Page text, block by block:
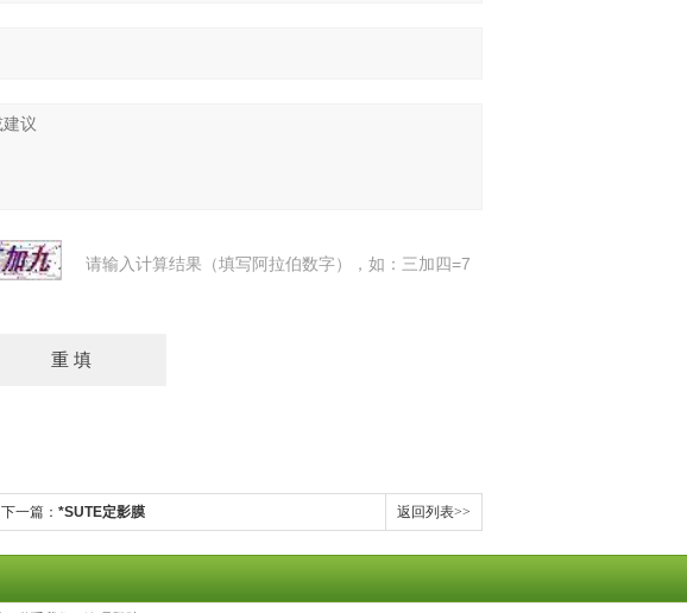
请输入计算结果（填写阿拉伯数字），如：三加四=7
下一篇： *SUTE定影膜 返回列表>>